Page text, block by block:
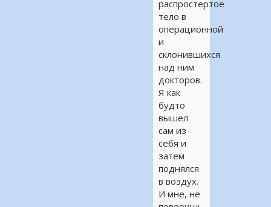
распростертое
тело в
операционной
и
склонившихся
над ним
докторов.
Я как
будто
вышел
сам из
себя и
затем
поднялся
в воздух.
И мне, не